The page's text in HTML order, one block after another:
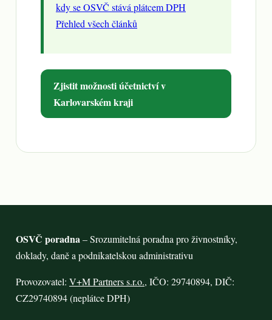
kdy se OSVČ stává plátcem DPH
Přehled všech článků
Zjistit možnosti účetnictví v
Karlovarském kraji
OSVČ poradna– Srozumitelná poradna pro živnostníky,
doklady, daně a podnikatelskou administrativu
Provozovatel: V+M Partners s.r.o., IČO: 29740894, DIČ:
CZ29740894 (neplátce DPH)